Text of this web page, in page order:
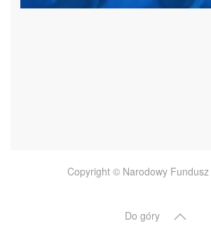
czytaj więcej
Copyright © Narodowy
Do góry